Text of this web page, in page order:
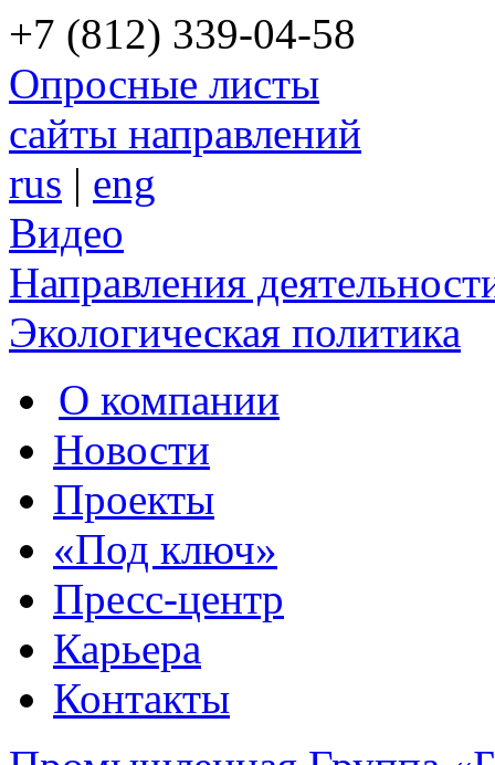
+7 (812) 339-04-58
Опросные листы
сайты направлений
rus | eng
Видео
Направления
Экологическая политика
О компании
Новости
Проекты
«Под ключ»
Пресс-центр
Карьера
Контакты